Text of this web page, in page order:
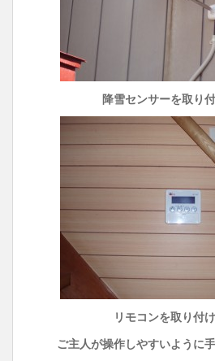
降雪センサーを取り付
リモコンを取り付け
ご主人が操作しやすいように